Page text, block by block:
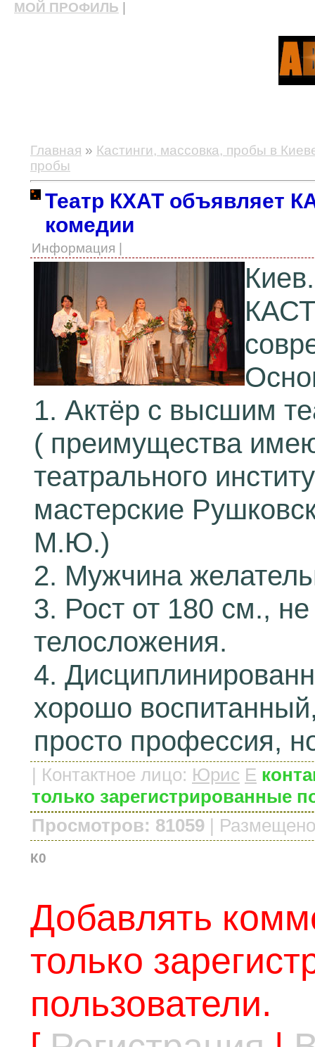
МОЙ ПРОФИЛЬ
Главная » Кастинги, массовка, пробы в
пробы
Театр КХАТ объявляет
комедии
Информация |
1. Актёр с высшим
( преимущества
театрального
мастерские
М.Ю.)
2. Мужчина
3. Рост от 180 см.,
телосложения.
4.
хорошо
просто профессия,
| Контактное лицо: Юрис E
только зарегистрированные
Просмотров: 81059 |
К0
Добавлять
только
пользователи.